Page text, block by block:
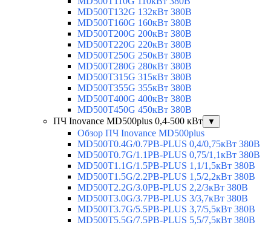
MD500T132G 132кВт 380В
MD500T160G 160кВт 380В
MD500T200G 200кВт 380В
MD500T220G 220кВт 380В
MD500T250G 250кВт 380В
MD500T280G 280кВт 380В
MD500T315G 315кВт 380В
MD500T355G 355кВт 380В
MD500T400G 400кВт 380В
MD500T450G 450кВт 380В
ПЧ Inovance MD500plus 0,4-500 кВт
▼
Обзор ПЧ Inovance MD500plus
MD500T0.4G/0.7PB-PLUS 0,4/0,75кВт 380В
MD500T0.7G/1.1PB-PLUS 0,75/1,1кВт 380В
MD500T1.1G/1.5PB-PLUS 1,1/1,5кВт 380В
MD500T1.5G/2.2PB-PLUS 1,5/2,2кВт 380В
MD500T2.2G/3.0PB-PLUS 2,2/3кВт 380В
MD500T3.0G/3.7PB-PLUS 3/3,7кВт 380В
MD500T3.7G/5.5PB-PLUS 3,7/5,5кВт 380В
MD500T5.5G/7.5PB-PLUS 5,5/7,5кВт 380В